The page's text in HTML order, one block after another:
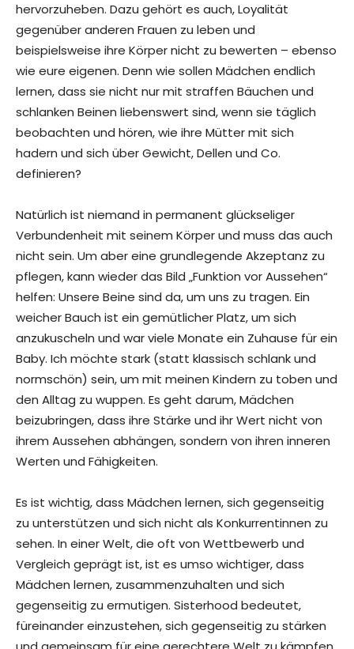
hervorzuheben. Dazu gehört es auch, Loyalität
gegenüber anderen Frauen zu leben und
beispielsweise ihre Körper nicht zu bewerten – ebenso
wie eure eigenen. Denn wie sollen Mädchen endlich
lernen, dass sie nicht nur mit straffen Bäuchen und
schlanken Beinen liebenswert sind, wenn sie täglich
beobachten und hören, wie ihre Mütter mit sich
hadern und sich über Gewicht, Dellen und Co.
definieren?
Natürlich ist niemand in permanent glückseliger
Verbundenheit mit seinem Körper und muss das auch
nicht sein. Um aber eine grundlegende Akzeptanz zu
pflegen, kann wieder das Bild „Funktion vor Aussehen“
helfen: Unsere Beine sind da, um uns zu tragen. Ein
weicher Bauch ist ein gemütlicher Platz, um sich
anzukuscheln und war viele Monate ein Zuhause für ein
Baby. Ich möchte stark (statt klassisch schlank und
normschön) sein, um mit meinen Kindern zu toben und
den Alltag zu wuppen. Es geht darum, Mädchen
beizubringen, dass ihre Stärke und ihr Wert nicht von
ihrem Aussehen abhängen, sondern von ihren inneren
Werten und Fähigkeiten.
Es ist wichtig, dass Mädchen lernen, sich gegenseitig
zu unterstützen und sich nicht als Konkurrentinnen zu
sehen. In einer Welt, die oft von Wettbewerb und
Vergleich geprägt ist, ist es umso wichtiger, dass
Mädchen lernen, zusammenzuhalten und sich
gegenseitig zu ermutigen. Sisterhood bedeutet,
füreinander einzustehen, sich gegenseitig zu stärken